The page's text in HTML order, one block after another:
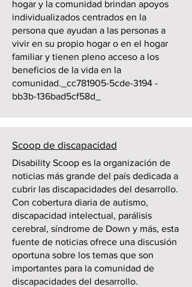
hogar y la comunidad brindan apoyos
individualizados centrados en la
persona que ayudan a las personas a
vivir en su propio hogar o en el hogar
familiar y tienen pleno acceso a los
beneficios de la vida en la
comunidad._cc781905-5cde-3194 -
bb3b-136bad5cf58d_
Scoop de discapacidad
Disability Scoop es la organización de
noticias más grande del país dedicada a
cubrir las discapacidades del desarrollo.
Con cobertura diaria de autismo,
discapacidad intelectual, parálisis
cerebral, síndrome de Down y más, esta
fuente de noticias ofrece una discusión
oportuna sobre los temas que son
importantes para la comunidad de
discapacidades del desarrollo.